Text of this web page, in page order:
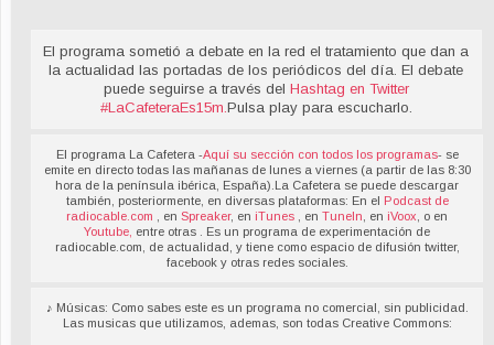
El programa sometió a debate en la red el tratamiento que dan a
la actualidad las portadas de los periódicos del día. El debate
puede seguirse a través del Hashtag en Twitter
#LaCafeteraEs15m Pulsa play para escucharlo.
El programa La Cafetera -Aquí su sección con todos los programas- se
emite en directo todas las mañanas de lunes a viernes (a partir de las 8:30
hora de la península ibérica, España).La Cafetera se puede descargar
también, posteriormente, en diversas plataformas: En el Podcast de
radiocable.com
, enSpreaker, en iTunes , enTuneIn , en iVoox , o en
Youtube, entre otras . Es un programa de experimentación de
radiocable.com, de actualidad, y tiene como espacio de difusión twitter,
facebook y otras redes sociales.
♪ Músicas: Como sabes este es un programa no comercial, sin publicidad.
Las musicas que utilizamos, ademas, son todas Creative Commons: